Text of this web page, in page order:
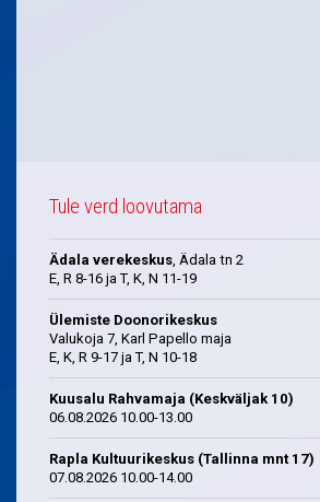
Tule verd loovutama
Ädala verekeskus, Ädala tn 2
E, R 8-16 ja T, K, N 11-19
Ülemiste Doonorikeskus
Valukoja 7, Karl Papello maja
E, K, R 9-17 ja T, N 10-18
Kuusalu Rahvamaja (Keskväljak 10)
06.08.2026 10.00-13.00
Rapla Kultuurikeskus (Tallinna mnt 17)
07.08.2026 10.00-14.00